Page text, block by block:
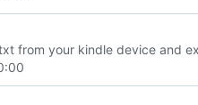
from your kindle device and